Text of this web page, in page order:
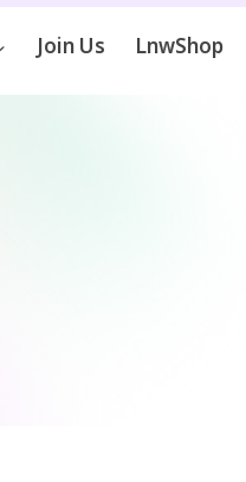
Join Us LnwShop